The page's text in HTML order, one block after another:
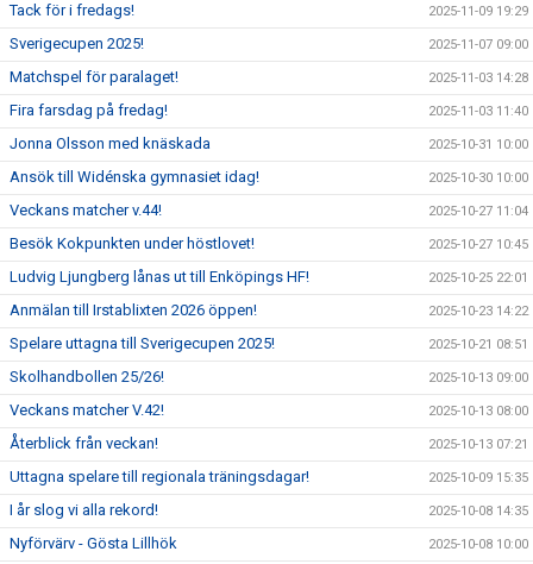
Tack för i fredags! 2025-11-09 19:29
Sverigecupen 2025! 2025-11-07 09:00
Matchspel för paralaget! 2025-11-03 14:28
Fira farsdag på fredag! 2025-11-03 11:40
Jonna Olsson med knäskada 2025-10-31 10:00
Ansök till Widénska gymnasiet idag! 2025-10-30 10:00
Veckans matcher v.44! 2025-10-27 11:04
Besök Kokpunkten under höstlovet! 2025-10-27 10:45
Ludvig Ljungberg lånas ut till Enköpings HF! 2025-10-25 22:01
Anmälan till Irstablixten 2026 öppen! 2025-10-23 14:22
Spelare uttagna till Sverigecupen 2025! 2025-10-21 08:51
Skolhandbollen 25/26! 2025-10-13 09:00
Veckans matcher V.42! 2025-10-13 08:00
Återblick från veckan! 2025-10-13 07:21
Uttagna spelare till regionala träningsdagar! 2025-10-09 15:35
I år slog vi alla rekord! 2025-10-08 14:35
Nyförvärv - Gösta Lillhök 2025-10-08 10:00